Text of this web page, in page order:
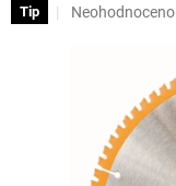
Tip
Průměrné
hvězdiček.
Neohodnoceno